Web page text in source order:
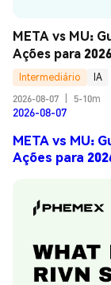
META vs MU:
Ações para
Intermediário
IA
2026-08-07
5-10m
2026-08-07
META vs MU:
Ações para